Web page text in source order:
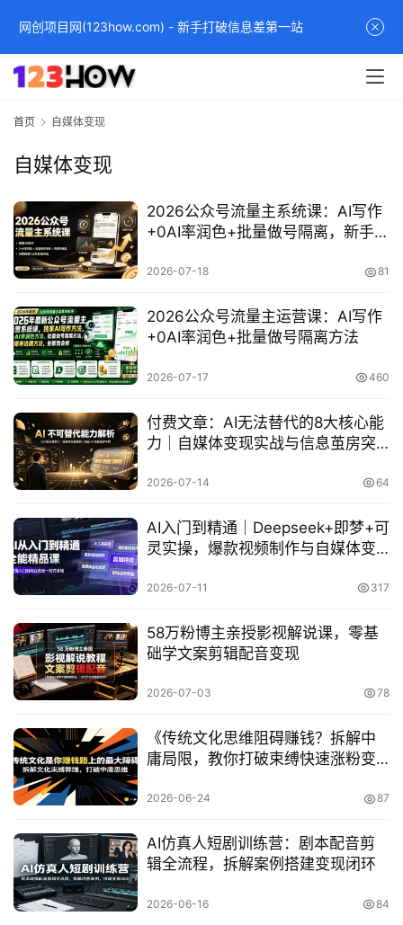
首
页
网
创
快
讯
赚
钱
项
首页 自媒体变现
自媒体变现
2026公众号流量主系统课：AI写作
+0AI率润色+批量做号隔离，新手日
2026-07-18 81
2026公众号流量主运营课：AI写作
+0AI率润色+批量做号隔离方法
2026-07-17 460
付费文章：AI无法替代的8大核心能
力｜自媒体变现实战与信息茧房突
2026-07-14 64
AI入门到精通｜Deepseek+即梦+可
灵实操，爆款视频制作与自媒体变
2026-07-11 317
58万粉博主亲授影视解说课，零基
础学文案剪辑配音变现
2026-07-03 78
《传统文化思维阻碍赚钱？拆解中
庸局限，教你打破束缚快速涨粉变
2026-06-24 87
AI仿真人短剧训练营：剧本配音剪
辑全流程，拆解案例搭建变现闭环
2026-06-16 84
网创项目网(123how.com) - 新手打破信息差第一站